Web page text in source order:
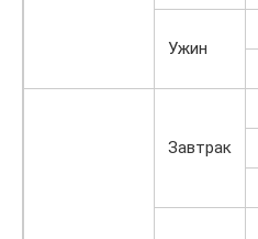
Ужин
Завтрак